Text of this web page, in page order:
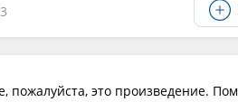
пожалуйста, это произведение.